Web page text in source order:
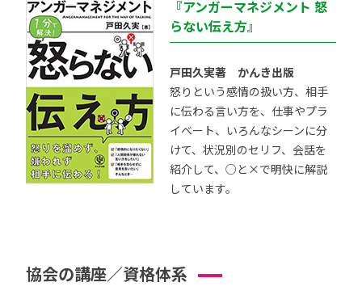
『アンガーマネジメント 怒
らない伝え方』
戸田久実著 かんき出版
怒りという感情の扱い方、相手
に伝わる言い方を、仕事やプラ
イベート、いろんなシーンに分
けて、状況別のセリフ、会話を
紹介して、○と×で明快に解説
しています。
協会の講座／資格体系